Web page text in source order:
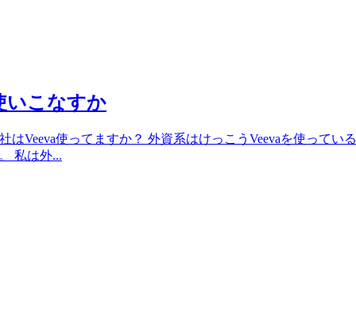
いこなすか
Veeva使ってますか？ 外資系はけっこうVeevaを使っている
私は外...